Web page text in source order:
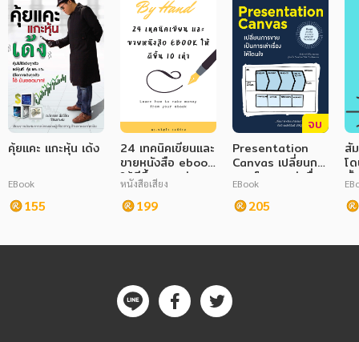
ภาษาศาสตร์
หนังสือเด็ก
การพัฒนาตนเอง
ความรู้ทั่วไป
การ์ตูนความรู้ การ์ตูน
การ์ตูนมังงะ (Manga)
คุ้ยแคะ แกะหุ้น เด้ง
EBook
155
24 เทคนิคเขียนและ
ขายหนังสือ ebook
ให้ดีขึ้น 10 เท่า
หนังสือเสียง
199
จบ
Presentation
Canvas เปลี่ยนการ
ขายเป็นการเล่าเรื่อง
ให้โดนใจ
EBook
205
สั
โ
ตั้